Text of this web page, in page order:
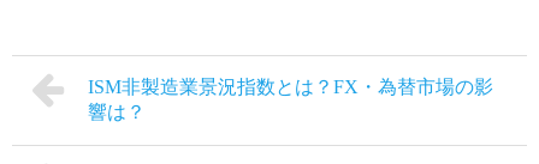
ISM非製造業景況指数とは？FX・為替市場の影
響は？